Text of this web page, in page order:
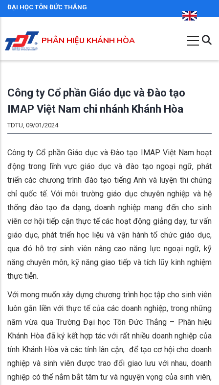
Nhảy
đến
dung
ĐẠI HỌC TÔN ĐỨC THẮNG
PHÂN HIỆU KHÁNH HÒA
Công ty Cổ phần Giáo dục và Đào tạo
IMAP Việt Nam chi nhánh Khánh Hòa
TDTU, 09/01/2024
Công ty Cổ phần Giáo dục và Đào tạo IMAP Việt Nam hoạt
động trong lĩnh vực giáo dục và đào tạo ngoại ngữ, phát
triển các chương trình đào tạo tiếng Anh và luyện thi chứng
chỉ quốc tế. Với môi trường giáo dục chuyên nghiệp và hệ
thống đào tạo đa dạng, doanh nghiệp mang đến cho sinh
viên cơ hội tiếp cận thực tế các hoạt động giảng dạy, tư vấn
giáo dục, phát triển học liệu và vận hành tổ chức giáo dục,
qua đó hỗ trợ sinh viên nâng cao năng lực ngoại ngữ, kỹ
năng chuyên môn, kỹ năng giao tiếp và tích lũy kinh nghiệm
thực tiễn.
Với mong muốn xây dựng chương trình học tập cho sinh viên
luôn gắn liền với thực tế của các doanh nghiệp, trong những
năm vừa qua Trường Đại học Tôn Đức Thắng – Phân hiệu
Khánh Hòa đã ký kết hợp tác với rất nhiều doanh nghiệp của
tỉnh Khánh Hòa và các tỉnh lân cận, để tạo cơ hội cho doanh
nghiệp và sinh viên được trao đổi giao lưu với nhau, doanh
nghiệp có thể nắm bắt tâm tư và nguyện vọng của sinh viên,